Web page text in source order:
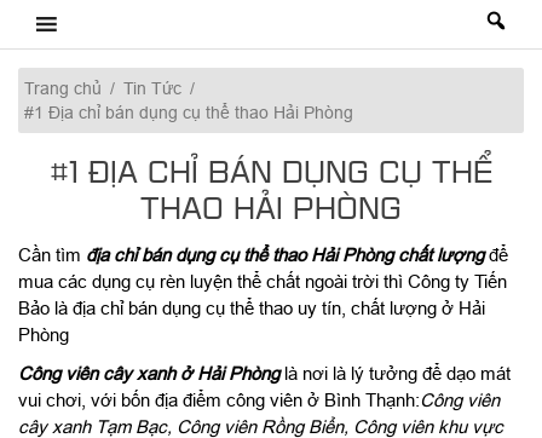
content
Trang chủ / Tin Tức /
#1 Địa chỉ bán dụng cụ thể thao Hải Phòng
#1 ĐỊA CHỈ BÁN DỤNG CỤ THỂ
THAO HẢI PHÒNG
Cần tìm địa chỉ bán dụng cụ thể thao Hải Phòng chất lượngđể
mua các dụng cụ rèn luyện thể chất ngoài trời thì Công ty Tiến
Bảo là địa chỉ bán dụng cụ thể thao uy tín, chất lượng ở Hải
Phòng
Công viên cây xanh ở Hải Phònglà nơi là lý tưởng để dạo mát
vui chơi, với bốn địa điểm công viên ở Bình Thạnh:Công viên
cây xanh Tạm Bạc, Công viên Rồng Biển, Công viên khu vực